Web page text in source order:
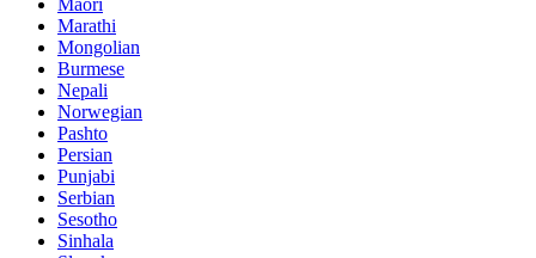
Maori
Marathi
Mongolian
Burmese
Nepali
Norwegian
Pashto
Persian
Punjabi
Serbian
Sesotho
Sinhala